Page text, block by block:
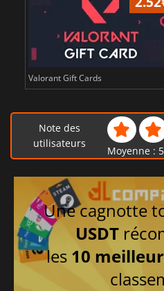
Valorant Gift Cards
Note des
utilisateurs
Moyenne : 5
Une cagnotte
USDT
les 10